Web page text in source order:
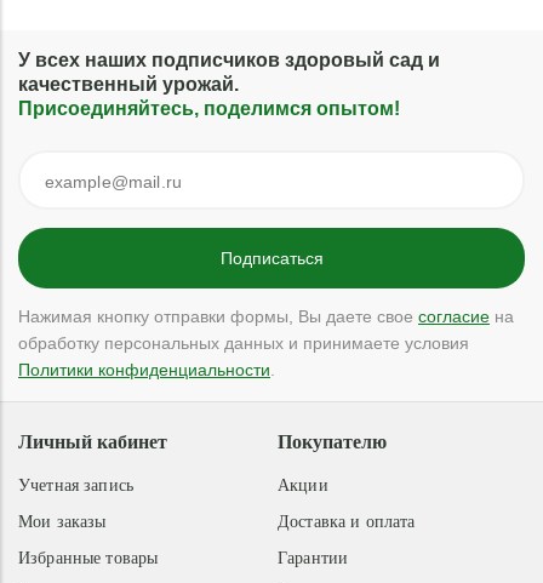
У всех наших подписчиков здоровый сад и
качественный урожай.
Присоединяйтесь, поделимся опытом!
Нажимая кнопку отправки формы, Вы даете свое согласие на
обработку персональных данных и принимаете условия
Политики конфиденциальности
Покупателю
Акции
Доставка и оплата
Гарантии
Личный кабинет
Учетная запись
Мои заказы
Избранные товары